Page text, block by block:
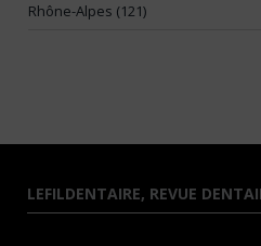
Rhône-Alpes (121)
LEFILDENTAIRE, REVUE